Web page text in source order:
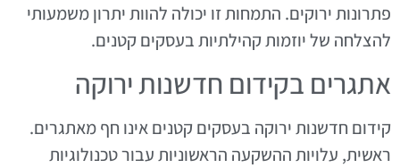
פתרונות ירוקים. התמחות זו יכולה להוות יתרון משמעותי
להצלחה של יוזמות קהילתיות בעסקים קטנים.
אתגרים בקידום חדשנות ירוקה
קידום חדשנות ירוקה בעסקים קטנים אינו חף מאתגרים.
ראשית, עלויות ההשקעה הראשוניות עבור טכנולוגיות